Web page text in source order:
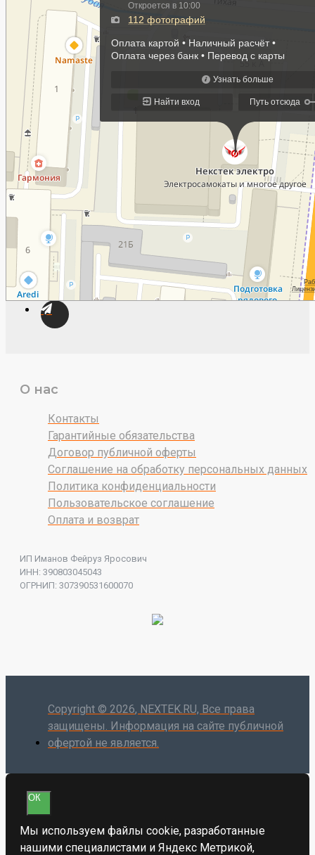
О нас
Контакты
Гарантийные обязательства
Договор публичной оферты
Соглашение на обработку персональных данных
Политика конфиденциальности
Пользовательское соглашение
Оплата и возврат
ИП Иманов Фейруз Яросович
ИНН: 390803045043
ОГРНИП: 307390531600070
Copyright © 2026, NEXTEK.RU, Все права
защищены. Информация на сайте публичной
офертой не является.
ОК
Мы используем файлы cookie, разработанные
нашими специалистами и Яндекс Метрикой,